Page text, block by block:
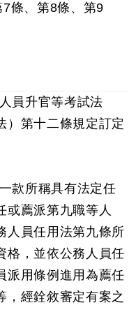
條、第8條、第9
升官等考試法
）第十二條規定訂定
所稱具有法定任
或薦派第九職等人
人員任用法第九條所
格，並依公務人員任
派用條例進用為薦任
，經銓敘審定有案之